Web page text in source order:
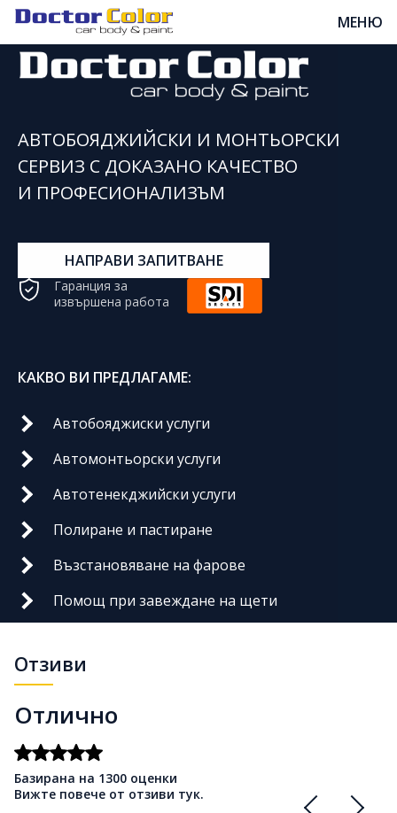
МЕНЮ
АВТОБОЯДЖИЙСКИ И МОНТЬОРСКИ
СЕРВИЗ С ДОКАЗАНО КАЧЕСТВО
И ПРОФЕСИОНАЛИЗЪМ
НАПРАВИ ЗАПИТВАНЕ
Гаранция за
извършена работа
КАКВО ВИ ПРЕДЛАГАМЕ:
Автобояджиски услуги
Автомонтьорски услуги
Автотенекджийски услуги
Полиране и пастиране
Възстановяване на фарове
Помощ при завеждане на щети
Отзиви
Отлично
Базирана на 1300 оценки
Вижте повече от отзиви тук.